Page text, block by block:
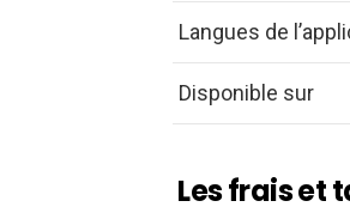
Langues de
Disponible sur
Les frais et